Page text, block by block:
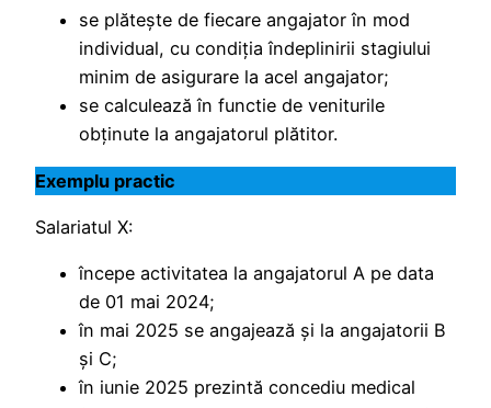
se plătește de fiecare angajator în mod
individual, cu condiția îndeplinirii stagiului
minim de asigurare la acel angajator;
se calculează în functie de veniturile
obţinute la angajatorul plătitor.
Exemplu practic
Salariatul X:
începe activitatea la angajatorul A pe data
de 01 mai 2024;
în mai 2025 se angajează și la angajatorii B
și C;
în iunie 2025 prezintă concediu medical